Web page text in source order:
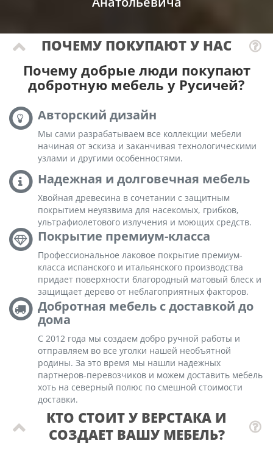
ПОЧЕМУ ПОКУПАЮТ У НАС
Почему добрые люди покупают
добротную мебель у Русичей?
Авторский дизайн
Мы сами разрабатываем все коллекции мебели
начиная от эскиза и заканчивая технологическими
узлами и другими особенностями.
Надежная и долговечная мебель
Хвойная древесина в сочетании с защитным
покрытием неуязвима для насекомых, грибков,
ультрафиолетового излучения и моющих средств.
Покрытие премиум-класса
Профессиональное лаковое покрытие премиум-
класса испанского и итальянского производства
придает поверхности благородный матовый блеск и
защищает дерево от неблагоприятных факторов.
Добротная мебель с доставкой до
дома
С 2012 года мы создаем добро ручной работы и
отправляем во все уголки нашей необъятной
родины. За это время мы нашли надежных
партнеров-перевозчиков и можем доставить мебель
хоть на северный полюс по смешной стоимости
доставки.
КТО СТОИТ У ВЕРСТАКА И
СОЗДАЕТ ВАШУ МЕБЕЛЬ?